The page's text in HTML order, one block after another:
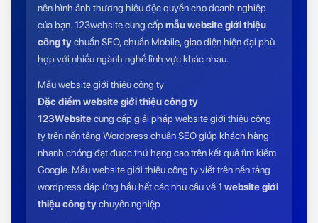
nên hình ảnh thương hiệu độc quyền cho doanh nghiệp
của bạn. 123website cung cấpmẫu website giới thiệu
công tychuẩn SEO, chuẩn Mobile, giao diện hiện đại phù
hợp với nhiều ngành nghề lĩnh vực khác nhau.
Mẫu website giới thiệu công ty
Đặc điểm website giới thiệu công ty
123Websitecung cấp giải pháp website giới thiệu công
ty trên nền tảng Wordpress chuẩn SEO giúp khách hàng
nhanh chóng đạt được thứ hạng cao trên kết quả tìm kiếm
Google. Mẫu website giới thiệu công ty viết trên nền tảng
wordpress đáp ứng hầu hết các nhu cầu về 1 website giới
thiệu công tychuyên nghiệp